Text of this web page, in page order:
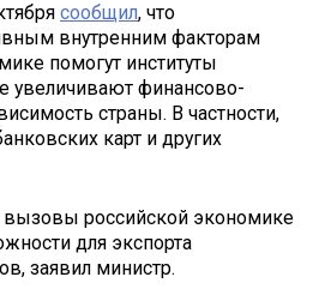
сообщил, что
внутренним факторам
помогут институты
увеличивают финансово-
страны. В частности,
карт и других
вызовы российской экономике
для экспорта
заявил министр.